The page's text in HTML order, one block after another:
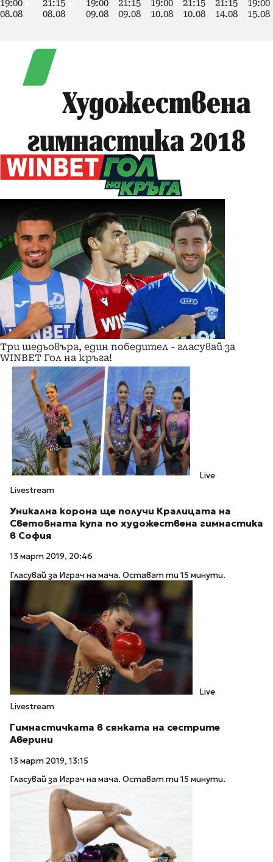
19:00
08.08
21:15
08.08
19:00
09.08
21:15
09.08
19:00
10.08
21:15
10.08
21:15
14.08
19:00
15.08
Художествена
гимнастика 2018
Три шедьовъра, един победител - гласувай за
WINBET Гол на кръга!
Live
Livestream
Уникална корона ще получи Кралицата на
Световната купа по художествена гимнастика
в София
13 март 2019, 20:46
Гласувай за Играч на мача. Остават ти 15 минути.
Live
Livestream
Гимнастичката в сянката на сестрите
Аверини
13 март 2019, 13:15
Гласувай за Играч на мача. Остават ти 15 минути.